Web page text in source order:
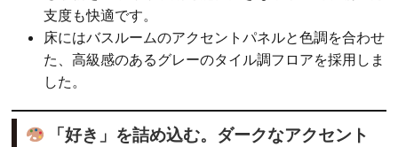
支度も快適です。
床にはバスルームのアクセントパネルと色調を合わせ
た、高級感のあるグレーのタイル調フロアを採用しま
した。
「好き」を詰め込む。ダークなアクセント